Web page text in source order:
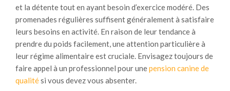
et la détente tout en ayant besoin d’exercice modéré. Des
promenades régulières suffisent généralement à satisfaire
leurs besoins en activité. En raison de leur tendance à
prendre du poids facilement, une attention particulière à
leur régime alimentaire est cruciale. Envisagez toujours de
faire appel à un professionnel pour unepension canine de
qualitési vous devez vous absenter.